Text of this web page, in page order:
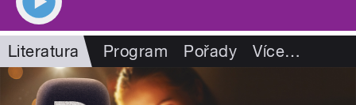
Literatura Program Pořady Více…